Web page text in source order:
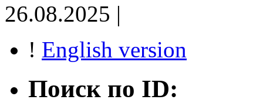
26.08.2025 |
! English version
Поиск по ID: